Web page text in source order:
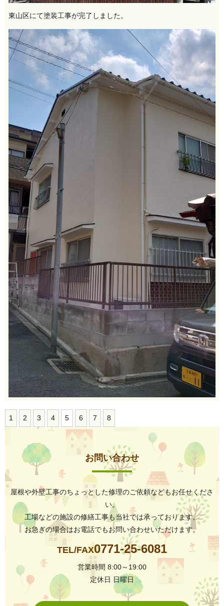
東山区にて塗装工事が完了しました。
1 2 3 4 5 6 7 8
お問い合わせ
屋根や外壁工事のちょっとした修理のご依頼などもお任せくださ
い。
工場などの施設の修繕工事も当社では承っております。
お急ぎの場合はお電話でもお問い合わせいただけます。
TEL/FAX0771-25-6081
営業時間 8:00～19:00
定休日 日曜日